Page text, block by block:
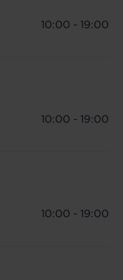
10:00 - 19:00
10:00 - 19:00
10:00 - 19:00